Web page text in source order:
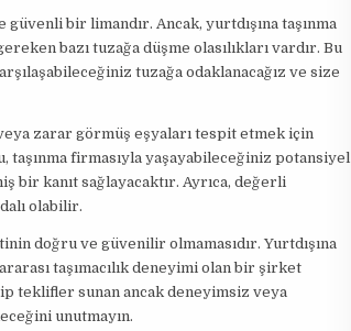
bir limandır. Ancak, yurtdışına taşınma
bazı tuzağa düşme olasılıkları vardır. Bu
tuzağa odaklanacağız ve size
zarar görmüş eşyaları tespit etmek için
taşınma firmasıyla yaşayabileceğiniz potansiyel
bir kanıt sağlayacaktır. Ayrıca, değerli
olabilir.
doğru ve güvenilir olmamasıdır. Yurtdışına
taşımacılık deneyimi olan bir şirket
teklifler sunan ancak deneyimsiz veya
unutmayın.